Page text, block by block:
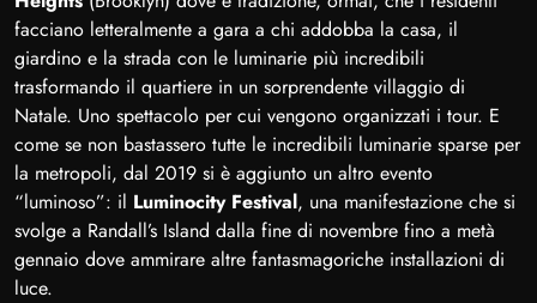
facciano letteralmente a gara a chi addobba la casa, il
giardino e la strada con le luminarie più incredibili
trasformando il quartiere in un sorprendente villaggio di
Natale. Uno spettacolo per cui vengono organizzati i tour. E
come se non bastassero tutte le incredibili luminarie sparse per
la metropoli, dal 2019 si è aggiunto un altro evento
“luminoso”: il Luminocity Festival, una manifestazione che si
svolge a Randall’s Island dalla fine di novembre fino a metà
gennaio dove ammirare altre fantasmagoriche installazioni di
luce.